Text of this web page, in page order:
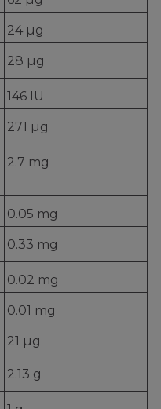
24 µg
28 µg
146 IU
271 µg
2.7 mg
0.05 mg
0.33 mg
0.02 mg
0.01 mg
21 µg
2.13 g